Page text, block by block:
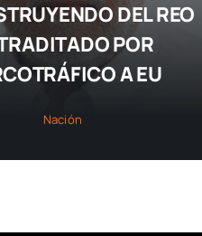
DEL REO
POR
A EU
Nación